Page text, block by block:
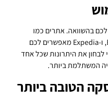
לכם בהשוואה. אתרים כמו
Booking.com, Airbnb, Trivago, ו-Expedia מאפשרים לכם
לבחון את היתרונות שכל אחד
המשתלמת ביותר.
הטובה ביותר